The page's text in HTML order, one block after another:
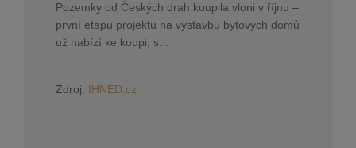
Pozemky od Českých drah koupila vloni v říjnu –
první etapu projektu na výstavbu bytových domů
už nabízí ke koupi, s...
Zdroj: IHNED.cz